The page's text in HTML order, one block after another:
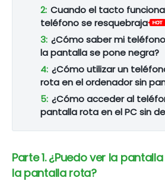
2: Cuando el tacto
teléfono se resquebraja
3: ¿Cómo saber mi
la pantalla se pone negra?
4: ¿Cómo utilizar un
rota en el ordenador sin
5: ¿Cómo acceder al
pantalla rota en el PC sin
Parte 1. ¿Puedo ver la
la pantalla rota?